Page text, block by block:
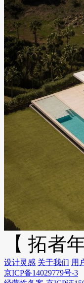
【 拓者
设计灵感 关于我们 用
京ICP备14029779号-3